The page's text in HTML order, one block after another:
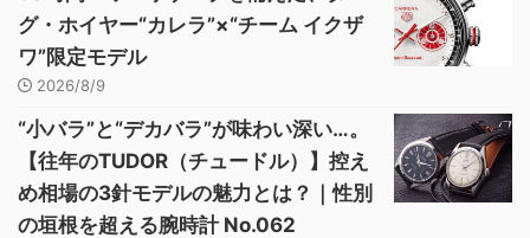
グ・ホイヤー“カレラ”×“チーム イクザ
ワ”限定モデル
2026/8/9
“小バラ”と“デカバラ”が味わい深い…。
【往年のTUDOR（チュードル）】控え
め相場の3針モデルの魅力とは？｜性別
の垣根を超える腕時計 No.062